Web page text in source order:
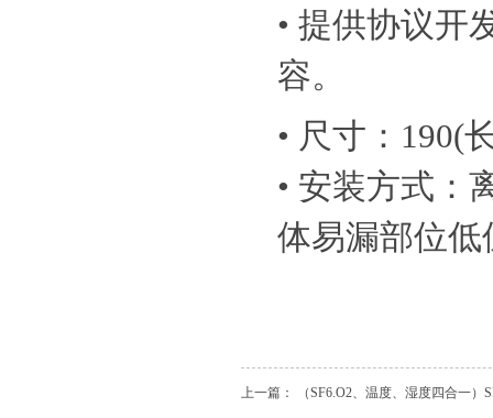
• 提供协议开
容。
• 尺寸：190(
• 安装方式：
体易漏部位低
上一篇： （SF6.O2、温度、湿度四合一）